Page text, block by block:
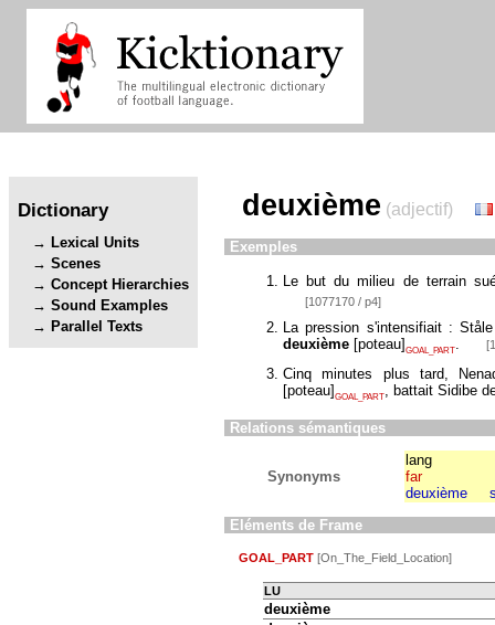
Dictionary
Lexical Units
Scenes
Concept Hierarchies
Sound Examples
Parallel Texts
deuxième (adjectif)
Exemples
Le but du milieu de terrain
[1077170 / p4]
La pression s'intensifiait :
deuxième [poteau] GOAL_PART.
Cinq minutes plus tard,
[poteau] GOAL_PART, battait Sidibe
Relations sémantiques
Synonyms
lang
far
deuxième
Eléments de Frame
GOAL_PART [On_The_Field_Location]
LU
deuxième